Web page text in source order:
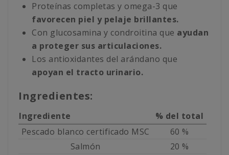
Proteínas completas y omega-3 que
favorecen piel y pelaje brillantes.
Con glucosamina y condroitina que ayudan
a proteger sus articulaciones.
Los antioxidantes del arándano que
apoyan el tracto urinario.
Ingredientes:
Ingrediente
% del total
Pescado blanco certificado MSC
60 %
Salmón
20 %